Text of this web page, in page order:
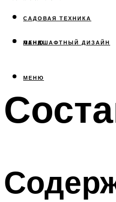
САДОВАЯ ТЕХНИКА
ЛАНДШАФТНЫЙ ДИЗАЙН
МЕНЮ
МЕНЮ